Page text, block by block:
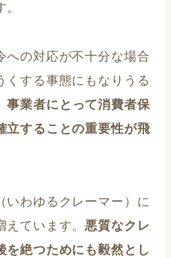
への対応が不十分な場合
くする事態にもなりうる
事業者にとって消費者保
立することの重要性が飛
いわゆるクレーマー）に
えています。悪質なクレ
を絶つためにも毅然とし